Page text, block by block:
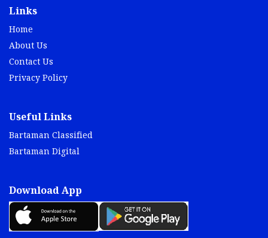
Links
Home
About Us
Contact Us
Privacy Policy
Useful Links
Bartaman Classified
Bartaman Digital
Download App